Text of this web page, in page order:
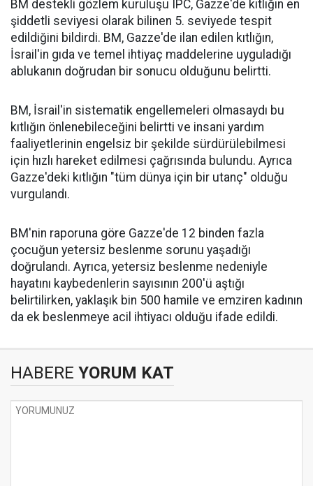
BM destekli gözlem kuruluşu IPC, Gazze'de kıtlığın en
şiddetli seviyesi olarak bilinen 5. seviyede tespit
edildiğini bildirdi. BM, Gazze'de ilan edilen kıtlığın,
İsrail'in gıda ve temel ihtiyaç maddelerine uyguladığı
ablukanın doğrudan bir sonucu olduğunu belirtti.
BM, İsrail'in sistematik engellemeleri olmasaydı bu
kıtlığın önlenebileceğini belirtti ve insani yardım
faaliyetlerinin engelsiz bir şekilde sürdürülebilmesi
için hızlı hareket edilmesi çağrısında bulundu. Ayrıca
Gazze'deki kıtlığın "tüm dünya için bir utanç" olduğu
vurgulandı.
BM'nin raporuna göre Gazze'de 12 binden fazla
çocuğun yetersiz beslenme sorunu yaşadığı
doğrulandı. Ayrıca, yetersiz beslenme nedeniyle
hayatını kaybedenlerin sayısının 200'ü aştığı
belirtilirken, yaklaşık bin 500 hamile ve emziren kadının
da ek beslenmeye acil ihtiyacı olduğu ifade edildi.
HABERE YORUM KAT